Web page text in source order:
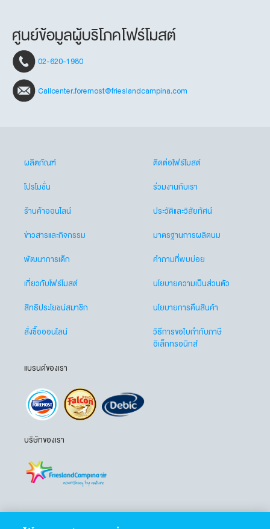
ศูนย์ข้อมูลผู้บริโภคโฟร์โมสต์
02-620-1980
Callcenter.foremost@frieslandcampina.com
ผลิตภัณฑ์
โปรโมชั่น
ร้านค้าออนไลน์
ข่าวสารและกิจกรรม
พัฒนาการเด็ก
เกี่ยวกับโฟร์โมสต์
สิทธิประโยชน์สมาชิก
สั่งซื้อออนไลน์
ติดต่อโฟร์โมสต์
ร่วมงานกับเรา
ประวัติและวิสัยทัศน์
มาตรฐานการผลิตนม
คำถามที่พบบ่อย
นโยบายความเป็นส่วนตัว
นโยบายการคืนสินค้า
วิธีการขอใบกำกับภาษี
อิเล็กทรอนิกส์
แบรนด์ของเรา
บริษัทของเรา